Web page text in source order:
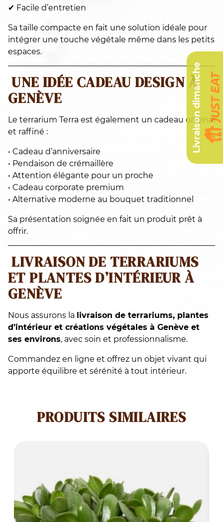
✔ Facile d’entretien
Sa taille compacte en fait une solution idéale pour
intégrer une touche végétale même dans les petits
espaces.
UNE IDÉE CADEAU DESIGN À
GENÈVE
Le terrarium Terra est également un cadeau original
et raffiné :
• Cadeau d’anniversaire
• Pendaison de crémaillère
• Attention élégante pour un proche
• Cadeau corporate premium
• Alternative moderne au bouquet traditionnel
Sa présentation soignée en fait un produit prêt à
offrir.
LIVRAISON DE TERRARIUMS
ET PLANTES D’INTÉRIEUR À
GENÈVE
Nous assurons la livraison de terrariums, plantes
d’intérieur et créations végétales à Genève et
ses environs, avec soin et professionnalisme.
Commandez en ligne et offrez un objet vivant qui
apporte équilibre et sérénité à tout intérieur.
PRODUITS SIMILAIRES
Livraison dimanche